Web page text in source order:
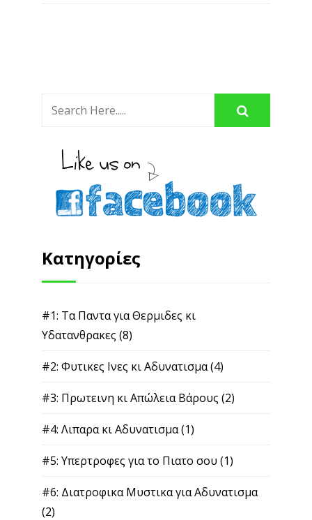
Κατηγορίες
#1: Τα Παντα για Θερμιδες κι
Υδατανθρακες (8)
#2: Φυτικες Ινες κι Αδυνατισμα(4)
#3: Πρωτεινη κι Απώλεια Βάρους (2)
#4: Λιπαρα κι Αδυνατισμα(1)
#5: Υπερτροφες για το Πιατο σου (1)
#6: Διατροφικα Μυστικα για Αδυνατισμα
(2)